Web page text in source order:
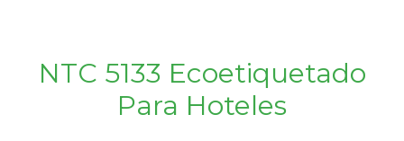
NTC 5133 Ecoetiquetado
Para Hoteles